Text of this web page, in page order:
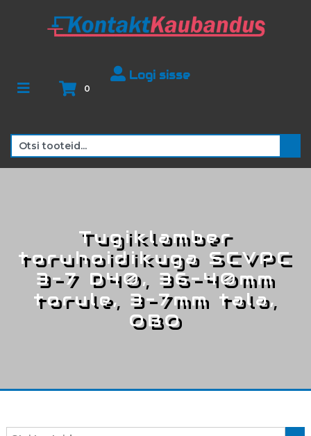
0
Logi sisse
Tugiklamber
toruhoidikuga SCVPC
3-7 D40, 36-40mm
torule, 3-7mm tala,
OBO